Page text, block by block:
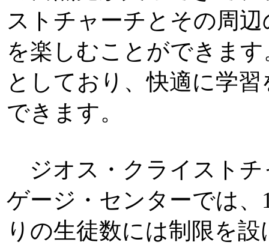
ストチャーチとその周
を楽しむことができま
としており、快適に学
できます。
ジオス・クライストチ
ゲージ・センターでは
りの生徒数には制限を